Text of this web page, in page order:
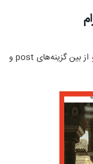
بین گزینه‌های postو